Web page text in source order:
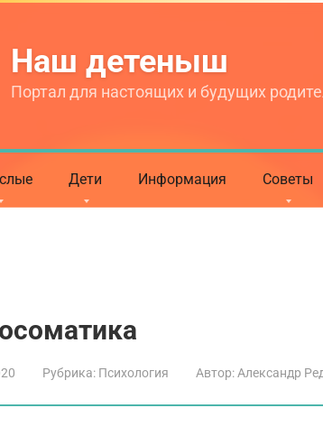
Наш детеныш
Портал для настоящих и будущих
Дети Информация Советы
Рубрика: Психология Автор: Александр